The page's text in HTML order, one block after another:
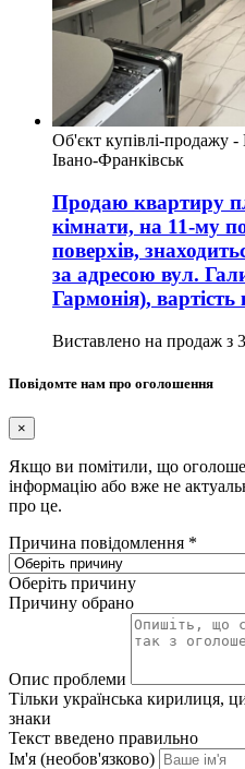
Об'єкт купівлі-продажу
Івано-Франківськ
Продаю квартиру
кімнати, на 11-му
поверхів,
за адресою вул.
Гармонія),
Виставлено на продаж з
Повідомте нам про оголошення
×
Якщо ви помітили, що
інформацію або вже не
про це.
Причина повідомлення *
Оберіть причину
Причину обрано
Опис проблеми
Тільки українська кирилиця,
знаки
Текст введено правильно
Ім'я (необов'язково)